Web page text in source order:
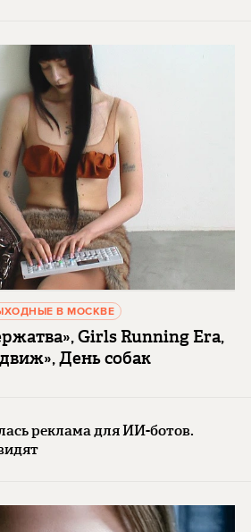
В МОСКВЕ
Girls Running Era,
День собак
реклама для ИИ-ботов.